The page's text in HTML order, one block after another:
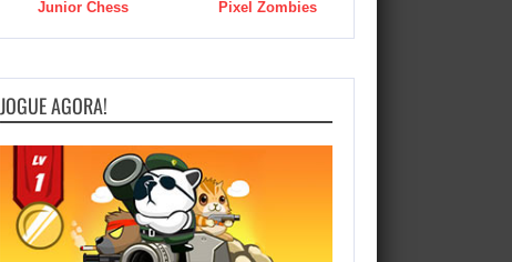
Junior Chess Pixel Zombies
JOGUE AGORA!